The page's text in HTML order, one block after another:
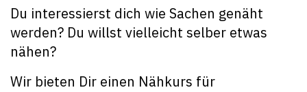
Du interessierst dich wie Sachen genäht
werden? Du willst vielleicht selber etwas
nähen?
Wir bieten Dir einen Nähkurs für